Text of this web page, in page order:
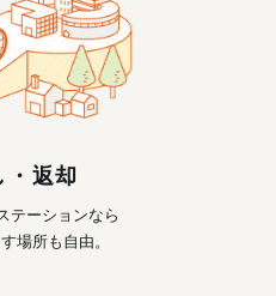
・返却
テーションなら
場所も自由。